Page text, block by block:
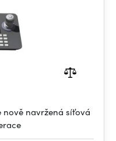
nově navržená síťová